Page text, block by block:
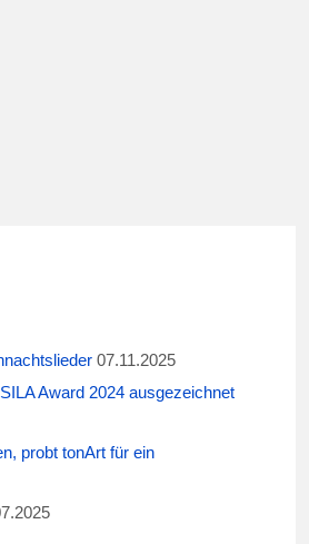
07.11.2025
Award 2024 ausgezeichnet
probt tonArt für ein